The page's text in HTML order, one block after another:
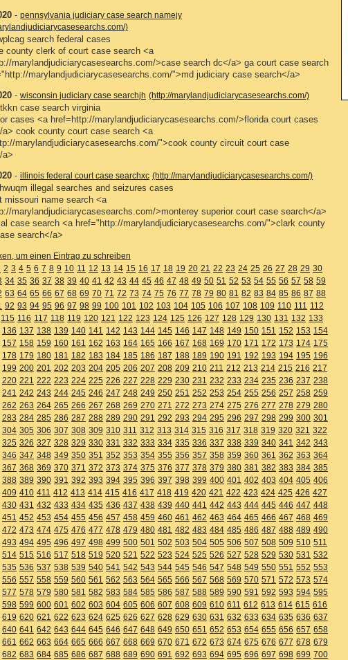
- pennsylvania judiciary case search namejy
)
search federal cases
county clerk of court case search <a
marylandjudiciarycasesearchs.com/>case search dc</a> ga court case search
marylandjudiciarycasesearchs.com/">md judiciary case search</a>
- wisconsin judiciary case searchjh (http://marylandjudiciarycasesearchs.com/)
case search virginia
cases <a href=http://marylandjudiciarycasesearchs.com/>florida court cases
a> cook county court case search <a
marylandjudiciarycasesearchs.com/">cook county circuit court case
a>
- illinois federal court case searchxc (http://marylandjudiciarycasesearchs.com/)
illegal searches and seizures cases
missouri name search <a
marylandjudiciarycasesearchs.com/>monterey superior court case search</a>
case search <a href="http://marylandjudiciarycasesearchs.com/">clark county
search</a>
um einen Eintrag zu schreiben
2 3 4 5 6 7 8 9 10 11 12 13 14 15 16 17 18 19 20 21 22 23 24 25 26 27 28 29 30
34 35 36 37 38 39 40 41 42 43 44 45 46 47 48 49 50 51 52 53 54 55 56 57 58 59
63 64 65 66 67 68 69 70 71 72 73 74 75 76 77 78 79 80 81 82 83 84 85 86 87 88
92 93 94 95 96 97 98 99 100 101 102 103 104 105 106 107 108 109 110 111 112
115 116 117 118 119 120 121 122 123 124 125 126 127 128 129 130 131 132 133
136 137 138 139 140 141 142 143 144 145 146 147 148 149 150 151 152 153 154
157 158 159 160 161 162 163 164 165 166 167 168 169 170 171 172 173 174 175
178 179 180 181 182 183 184 185 186 187 188 189 190 191 192 193 194 195 196
199 200 201 202 203 204 205 206 207 208 209 210 211 212 213 214 215 216 217
220 221 222 223 224 225 226 227 228 229 230 231 232 233 234 235 236 237 238
241 242 243 244 245 246 247 248 249 250 251 252 253 254 255 256 257 258 259
262 263 264 265 266 267 268 269 270 271 272 273 274 275 276 277 278 279 280
283 284 285 286 287 288 289 290 291 292 293 294 295 296 297 298 299 300 301
304 305 306 307 308 309 310 311 312 313 314 315 316 317 318 319 320 321 322
325 326 327 328 329 330 331 332 333 334 335 336 337 338 339 340 341 342 343
346 347 348 349 350 351 352 353 354 355 356 357 358 359 360 361 362 363 364
367 368 369 370 371 372 373 374 375 376 377 378 379 380 381 382 383 384 385
388 389 390 391 392 393 394 395 396 397 398 399 400 401 402 403 404 405 406
409 410 411 412 413 414 415 416 417 418 419 420 421 422 423 424 425 426 427
430 431 432 433 434 435 436 437 438 439 440 441 442 443 444 445 446 447 448
451 452 453 454 455 456 457 458 459 460 461 462 463 464 465 466 467 468 469
472 473 474 475 476 477 478 479 480 481 482 483 484 485 486 487 488 489 490
493 494 495 496 497 498 499 500 501 502 503 504 505 506 507 508 509 510 511
514 515 516 517 518 519 520 521 522 523 524 525 526 527 528 529 530 531 532
535 536 537 538 539 540 541 542 543 544 545 546 547 548 549 550 551 552 553
556 557 558 559 560 561 562 563 564 565 566 567 568 569 570 571 572 573 574
577 578 579 580 581 582 583 584 585 586 587 588 589 590 591 592 593 594 595
598 599 600 601 602 603 604 605 606 607 608 609 610 611 612 613 614 615 616
619 620 621 622 623 624 625 626 627 628 629 630 631 632 633 634 635 636 637
640 641 642 643 644 645 646 647 648 649 650 651 652 653 654 655 656 657 658
661 662 663 664 665 666 667 668 669 670 671 672 673 674 675 676 677 678 679
682 683 684 685 686 687 688 689 690 691 692 693 694 695 696 697 698 699 700